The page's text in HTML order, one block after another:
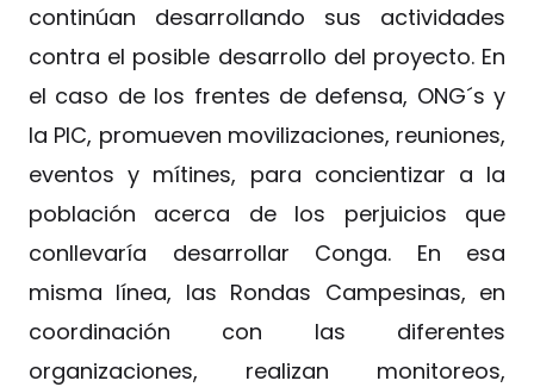
continúan desarrollando sus actividades
contra el posible desarrollo del proyecto. En
el caso de los frentes de defensa, ONG´s y
la PIC, promueven movilizaciones, reuniones,
eventos y mítines, para concientizar a la
población acerca de los perjuicios que
conllevaría desarrollar Conga. En esa
misma línea, las Rondas Campesinas, en
coordinación con las diferentes
organizaciones, realizan monitoreos,